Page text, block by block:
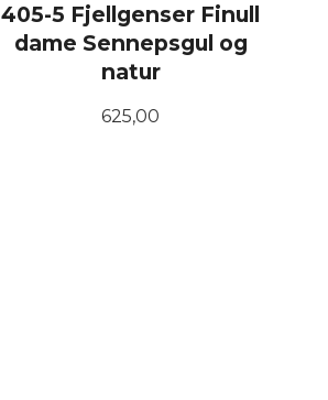
405-5 Fjellgenser Finull
dame Sennepsgul og
natur
Pris
625,00